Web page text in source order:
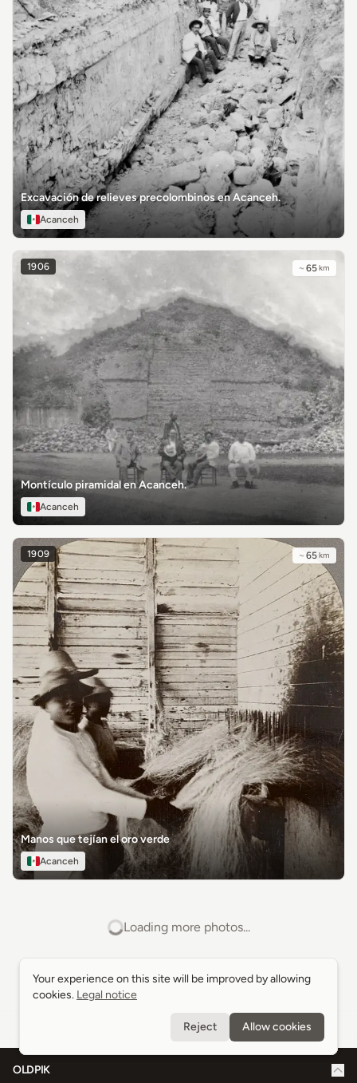
Excavación de relieves precolombinos en Acanceh.
Acanceh
1906 ~ 65km
Montículo piramidal en Acanceh.
Acanceh
1909 ~ 65km
Manos que tejían el oro verde
Acanceh
Loading more photos...
OLDPIK
Your experience on this site will be improved by allowing
cookies. Legal notice
Reject Allow cookies
Your experience on this site will be improved by allowing
cookies. Legal notice
Reject Allow cookies